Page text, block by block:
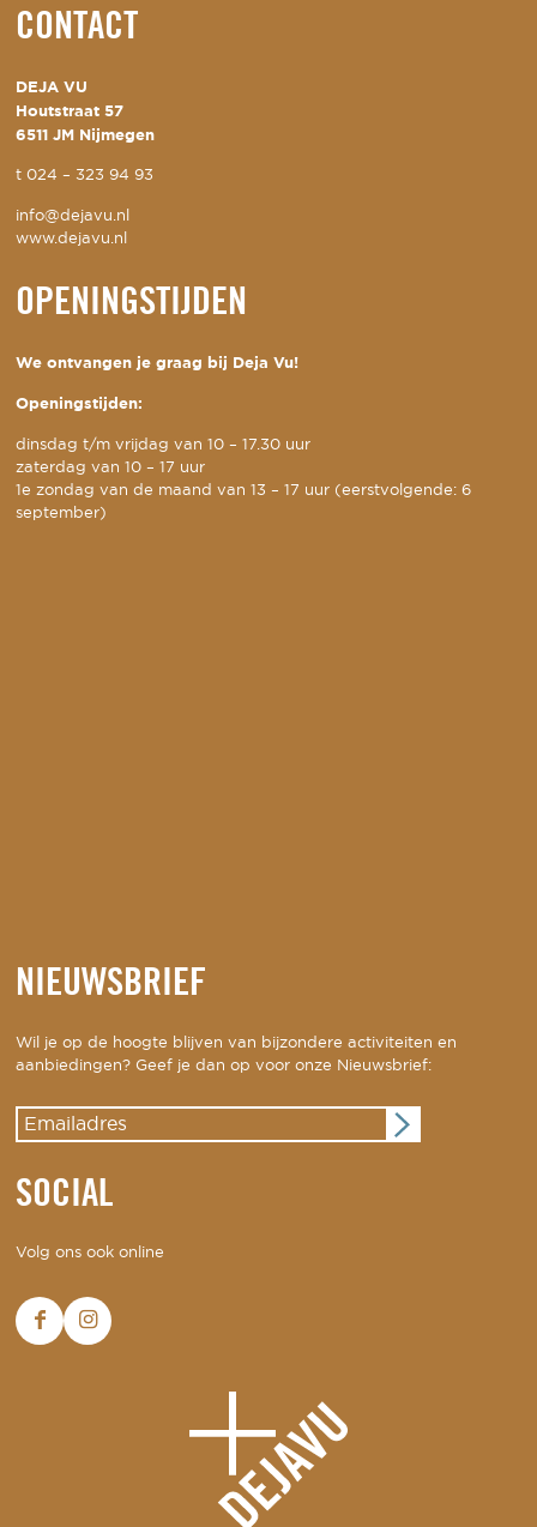
CONTACT
DEJA VU
Houtstraat 57
6511 JM Nijmegen
t024 – 323 94 93
info@dejavu.nl
www.dejavu.nl
OPENINGSTIJDEN
We ontvangen je graag bij Deja Vu!
Openingstijden:
dinsdag t/m vrijdag van 10 – 17.30 uur
zaterdag van 10 – 17 uur
1e zondag van de maand van 13 – 17 uur (eerstvolgende: 6
september)
NIEUWSBRIEF
Wil je op de hoogte blijven van bijzondere activiteiten en
aanbiedingen? Geef je dan op voor onze Nieuwsbrief:
SOCIAL
Volg ons ook online